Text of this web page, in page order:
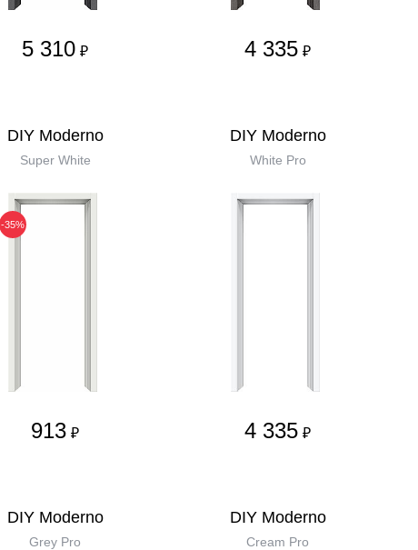
5 310 ₽ 4 335 ₽
DIY Moderno
Super White
-35%
913 ₽
DIY Moderno
White Pro
4 335 ₽
DIY Moderno
Grey Pro
DIY Moderno
Cream Pro